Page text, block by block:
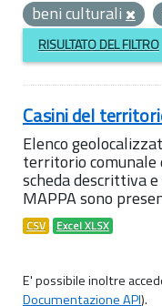
beni culturali
RISULTATO DEL FILTRO
Casini del
Elenco
territorio
scheda descrittiva
MAPPA sono
CSV Excel XLSX
E' possibile inoltre
Documentazione API).